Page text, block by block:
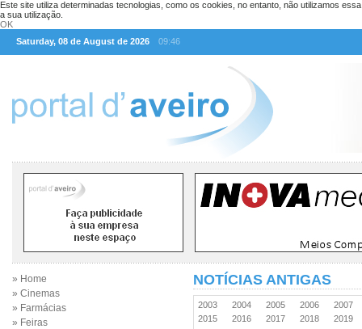
Este site utiliza determinadas tecnologias, como os cookies, no entanto, não utilizamos
a sua utilização.
OK
Saturday, 08 de August de 2026
09:46
» Home
» Cinemas
» Farmácias
» Feiras
NOTÍCIAS ANTIGAS
2003 2004 2005 2006
2007
2015
2016 2017 2018
2019